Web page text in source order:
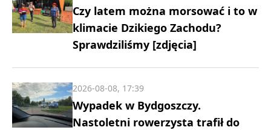
Czy latem można morsować i to w
klimacie Dzikiego Zachodu?
Sprawdziliśmy [zdjęcia]
Wypadek w Bydgoszczy.
Nastoletni rowerzysta trafił do
2026-08-08, 17:39